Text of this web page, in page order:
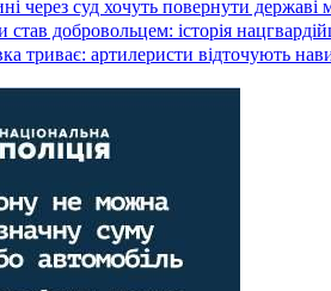
через суд хочуть повернути державі
став добровольцем: історія
триває: артилеристи відточують